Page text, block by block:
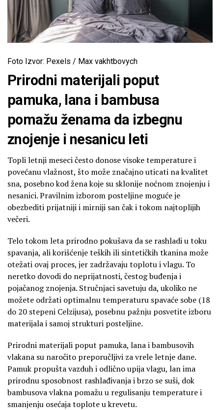
Foto Izvor: Pexels / Max vakhtbovych
Prirodni materijali poput
pamuka, lana i bambusa
pomažu ženama da izbegnu
znojenje i nesanicu leti
Topli letnji meseci često donose visoke temperature i
povećanu vlažnost, što može značajno uticati na kvalitet
sna, posebno kod žena koje su sklonije noćnom znojenju i
nesanici. Pravilnim izborom posteljine moguće je
obezbediti prijatniji i mirniji san čak i tokom najtoplijih
večeri.
Telo tokom leta prirodno pokušava da se rashladi u toku
spavanja, ali korišćenje teških ili sintetičkih tkanina može
otežati ovaj proces, jer zadržavaju toplotu i vlagu. To
neretko dovodi do neprijatnosti, čestog buđenja i
pojačanog znojenja. Stručnjaci savetuju da, ukoliko ne
možete održati optimalnu temperaturu spavaće sobe (18
do 20 stepeni Celzijusa), posebnu pažnju posvetite izboru
materijala i samoj strukturi posteljine.
Prirodni materijali poput pamuka, lana i bambusovih
vlakana su naročito preporučljivi za vrele letnje dane.
Pamuk propušta vazduh i odlično upija vlagu, lan ima
prirodnu sposobnost rashlađivanja i brzo se suši, dok
bambusova vlakna pomažu u regulisanju temperature i
smanjenju osećaja toplote u krevetu.